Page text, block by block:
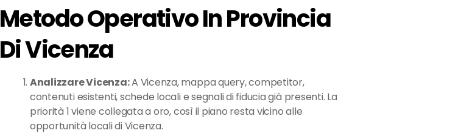
Metodo Operativo In Provincia
Di Vicenza
Analizzare Vicenza:A Vicenza, mappa query, competitor,
contenuti esistenti, schede locali e segnali di fiducia già presenti. La
priorità 1 viene collegata a oro, così il piano resta vicino alle
opportunità locali di Vicenza.